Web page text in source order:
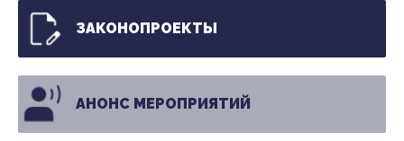
ЗАКОНОПРОЕКТЫ
АНОНС МЕРОПРИЯТИЙ